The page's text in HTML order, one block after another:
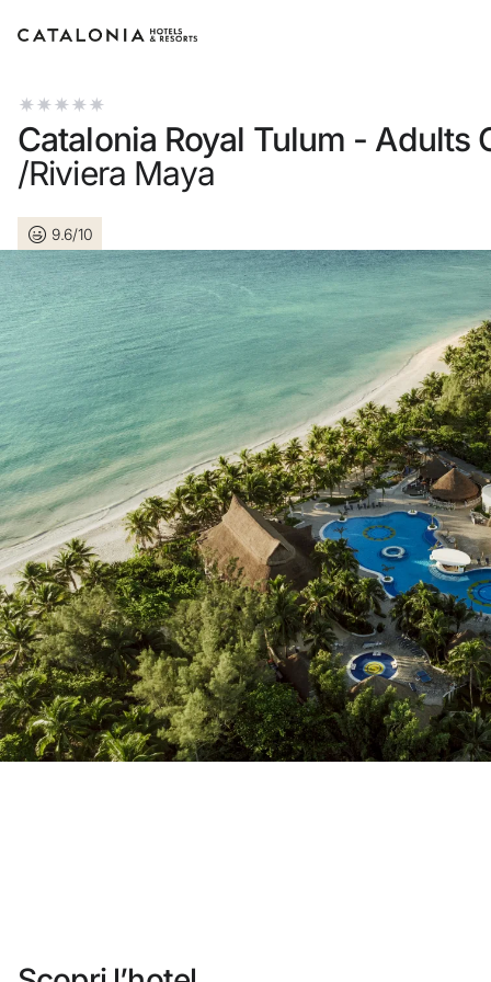
LOGIN
Hai dimenticato la
o usa una di queste
Entra con Google
Accedere solo con l’email
Non ti sei ancora registrato ?
Creare un account
Approfitta dei vantaggi di fare parte di
miglior prezzo garantito
Cancellazione gratuita
Catalonia Royal Tulum - Adults
/Riviera Maya
9.6/10